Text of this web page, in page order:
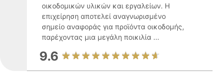
οικοδομικών υλικών και εργαλείων. Η
επιχείρηση αποτελεί αναγνωρισμένο
σημείο αναφοράς για προϊόντα οικοδομής,
παρέχοντας μια μεγάλη ποικιλία ...
9.6